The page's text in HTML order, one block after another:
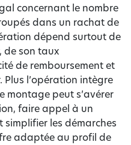
concernant le nombre
dans un rachat de
dépend surtout de
de son taux
de remboursement et
l’opération intègre
montage peut s’avérer
faire appel à un
simplifier les démarches
adaptée au profil de